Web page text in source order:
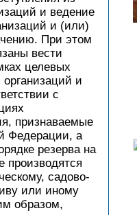
и ведение
и (или)
При этом
вести
целевых
и
с
признаваемые
Федерации, а
резерва на
производятся
садово-
или иному
образом,